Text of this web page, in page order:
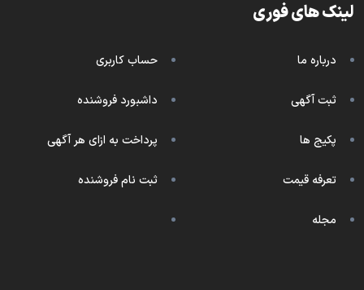
لینک های فوری
درباره ما
ثبت آگهی
پکیج ها
تعرفه قیمت
مجله
حساب کاربری
داشبورد فروشنده
پرداخت به ازای هر آگهی
ثبت نام فروشنده